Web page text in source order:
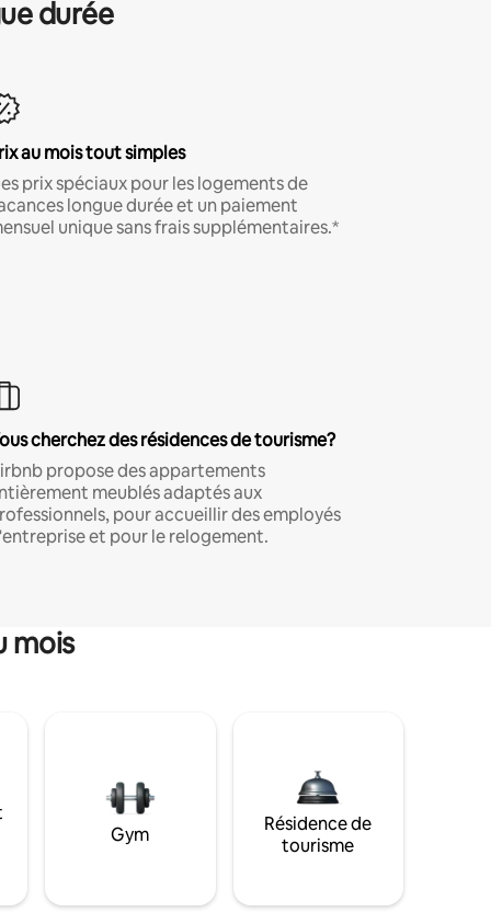
durée
au mois tout simples
prix spéciaux pour les logements de
longue durée et un paiement
unique sans frais supplémentaires.*
cherchez des résidences de tourisme?
propose des appartements
meublés adaptés aux
pour accueillir des employés
et pour le relogement.
mois
Gym
Résidence de
tourisme